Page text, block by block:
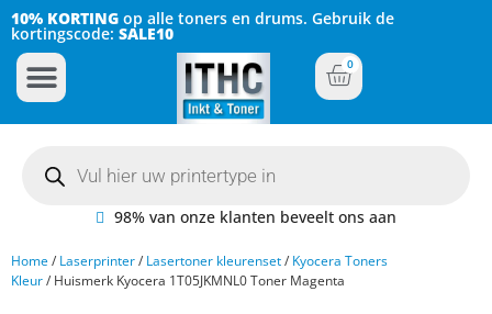
10% KORTING op alle toners en drums. Gebruik de
kortingscode: SALE10
0
98% van onze klanten beveelt ons aan
Home/ Laserprinter/ Lasertoner kleurenset/ Kyocera Toners
Kleur/ Huismerk Kyocera 1T05JKMNL0 Toner Magenta